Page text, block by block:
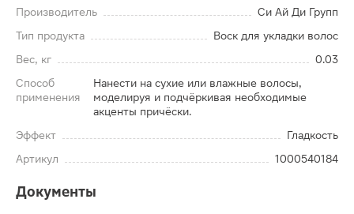
Производитель
Си Ай Ди Групп
Тип продукта
Воск для укладки волос
Вес, кг
0.03
Способ
применения
Нанести на сухие или влажные волосы,
моделируя и подчёркивая необходимые
акценты причёски.
Эффект
Гладкость
Артикул
1000540184
Документы